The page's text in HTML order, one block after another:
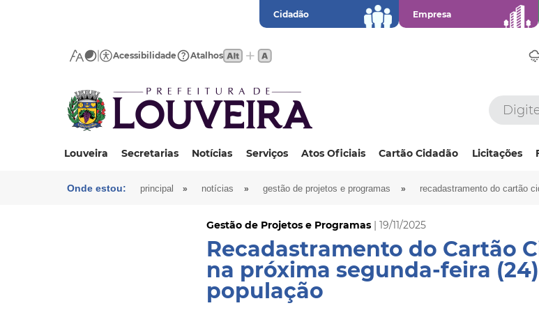
Cidadão Empresa
Acessibilidade Atalhos
Louveira Secretarias Notícias Serviços Atos Oficiais Cartão Cidadão Licitações
Onde estou: principal » notícias » gestão de projetos e programas » recadastramento do cartão
Gestão de Projetos e Programas | 19/11/2025
Recadastramento do Cartão
na próxima segunda-feira
população